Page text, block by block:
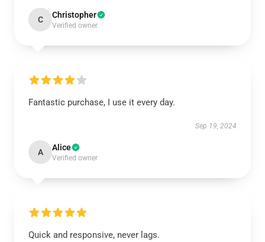
C Christopher
Verified owner
Fantastic purchase, I use it every day.
Sep 19, 2024
A Alice
Verified owner
Quick and responsive, never lags.